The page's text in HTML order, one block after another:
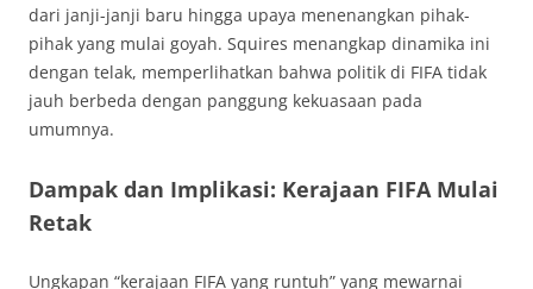
dari janji-janji baru hingga upaya menenangkan pihak-
pihak yang mulai goyah. Squires menangkap dinamika ini
dengan telak, memperlihatkan bahwa politik di FIFA tidak
jauh berbeda dengan panggung kekuasaan pada
umumnya.
Dampak dan Implikasi: Kerajaan FIFA Mulai
Retak
Ungkapan “kerajaan FIFA yang runtuh” yang mewarnai